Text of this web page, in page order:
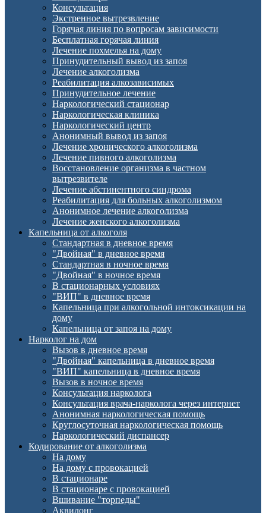
Консультация
Экстренное вытрезвление
Горячая линия по вопросам зависимости
Бесплатная горячая линия
Лечение похмелья на дому
Принудительный вывод из запоя
Лечение алкоголизма
Реабилитация алкозависимых
Принудительное лечение
Наркологический стационар
Наркологическая клиника
Наркологический центр
Анонимный вывод из запоя
Лечение хронического алкоголизма
Лечение пивного алкоголизма
Восстановление организма в частном
вытрезвителе
Лечение абстинентного синдрома
Реабилитация для больных алкоголизмом
Анонимное лечение алкоголизма
Лечение женского алкоголизма
Капельница от алкоголя
Стандартная в дневное время
"Двойная" в дневное время
Стандартная в ночное время
"Двойная" в ночное время
В стационарных условиях
"ВИП" в дневное время
Капельница при алкогольной интоксикации на
дому
Капельница от запоя на дому
Нарколог на дом
Вызов в дневное время
"Двойная" капельница в дневное время
"ВИП" капельница в дневное время
Вызов в ночное время
Консультация нарколога
Консультация врача-нарколога через интернет
Анонимная наркологическая помощь
Круглосуточная наркологическая помощь
Наркологический диспансер
Кодирование от алкоголизма
На дому
На дому с провокацией
В стационаре
В стационаре с провокацией
Вшивание "торпеды"
Аквилонг